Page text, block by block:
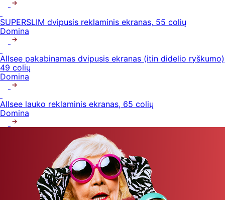
SUPERSLIM dvipusis reklaminis ekranas, 55 colių
Domina
Allsee pakabinamas dvipusis ekranas (itin didelio ryškumo)
49 colių
Domina
Allsee lauko reklaminis ekranas, 65 colių
Domina